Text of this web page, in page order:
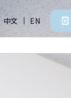
中文 EN